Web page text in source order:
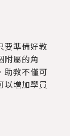
要準備好教
附屬的角
助教不僅可
以增加學員